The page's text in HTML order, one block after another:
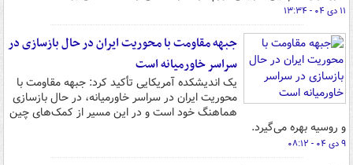
۱۱ دی ۰۴ - ۱۳:۳۴
جبهه مقاومت با محوریت ایران در حال بازسازی در
سراسر خاورمیانه است
یک اندیشکده آمریکایی تأکید کرد: جبهه مقاومت با
محوریت ایران در سراسر خاورمیانه، در حال بازسازی
هماهنگ خود است و در این مسیر از کمک‌های چین
و روسیه بهره می‌گیرد.
۹ دی ۰۴ - ۰۸:۱۲